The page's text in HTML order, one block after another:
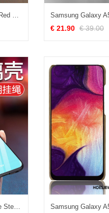
Samsung Galaxy A50 Hoesje Net Red Hoes Trendy Merk, Samsung Galaxy A50 Hoesje Mobiele Telefoon Zacht
€ 21.90 € 39.00
Samsung Galaxy A50 Hoesje Roze Ster Siliconen, Samsung Galaxy A50 Hoesje Trend Eenvoudige